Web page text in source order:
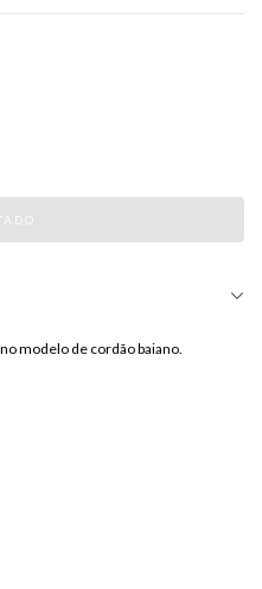
modelo de cordão baiano.